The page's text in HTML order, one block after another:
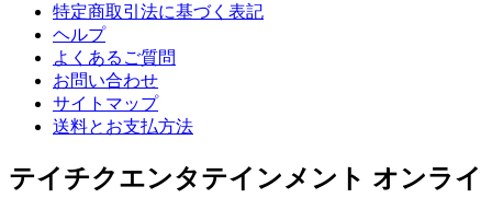
特定商取引法に基づく表記
ヘルプ
よくあるご質問
お問い合わせ
サイトマップ
送料とお支払方法
テイチクエンタテインメント オンライ